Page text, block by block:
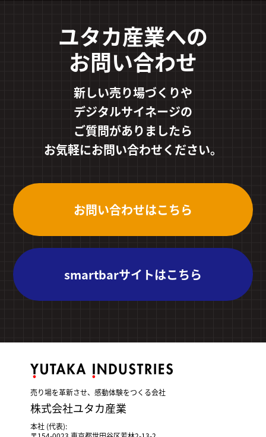
ユタカ産業への
お問い合わせ
新しい売り場づくりや
デジタルサイネージの
ご質問がありましたら
お気軽にお問い合わせください。
お問い合わせはこちら
smartbarサイトはこちら
売り場を革新させ、感動体験をつくる会社
株式会社ユタカ産業
本社 (代表):